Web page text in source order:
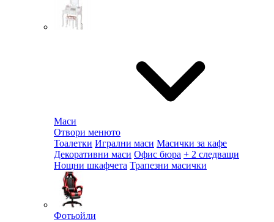
Маси
Отвори менюто
Тоалетки Игрални маси Масички за кафе
Декоративни маси Офис бюра + 2 следващи
Нощни шкафчета Трапезни масички
Фотьойли